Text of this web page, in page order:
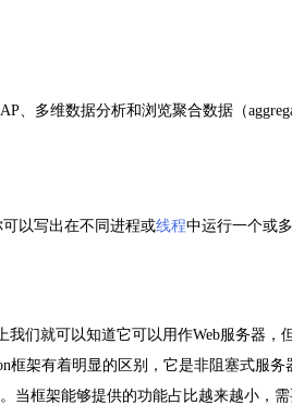
、多维数据分析和浏览聚合数据（
可以写出在不同进程或线程中运行一个或
我们就可以知道它可以用作Web服务器，
框架有着明显的区别，它是非阻塞式服
当框架能够提供的功能占比越来越小，